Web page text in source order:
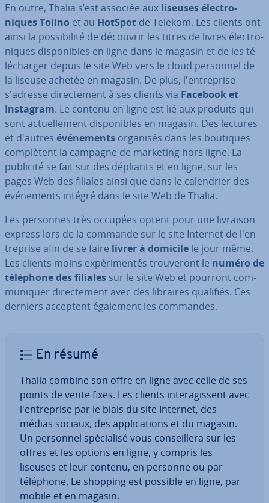
En outre, Thalia s’est associée aux liseuses élec­tro­
niques Tolino et au HotSpot de Telekom. Les clients ont
ainsi la pos­si­bi­lité de découvrir les titres de livres élec­tro­
niques dis­po­nibles en ligne dans le magasin et de les té­
lé­char­ger depuis le site Web vers le cloud personnel de
la liseuse achetée en magasin. De plus, l'en­tre­prise
s'adresse di­rec­te­ment à ses clients via Facebook et
Instagram. Le contenu en ligne est lié aux produits qui
sont ac­tuel­le­ment dis­po­nibles en magasin. Des lectures
et d'autres évé­ne­ments organisés dans les boutiques
com­plè­tent la campagne de marketing hors ligne. La
publicité se fait sur des dépliants et en ligne, sur les
pages Web des filiales ainsi que dans le ca­len­drier des
évé­ne­ments intégré dans le site Web de Thalia.
Les personnes très occupées optent pour une livraison
express lors de la commande sur le site Internet de l'en­
tre­prise afin de se faire livrer à domicile le jour même.
Les clients moins ex­pé­ri­men­tés trou­ve­ront le numéro de
téléphone des filiales sur le site Web et pourront com­
mu­ni­quer di­rec­te­ment avec des libraires qualifiés. Ces
derniers acceptent également les commandes.
En résumé
Thalia combine son offre en ligne avec celle de ses
points de vente fixes. Les clients in­te­ra­gis­sent avec
l'en­tre­prise par le biais du site Internet, des
médias sociaux, des ap­pli­ca­tions et du magasin.
Un personnel spé­cia­lisé vous con­seil­lera sur les
offres et les options en ligne, y compris les
liseuses et leur contenu, en personne ou par
téléphone. Le shopping est possible en ligne, par
mobile et en magasin.